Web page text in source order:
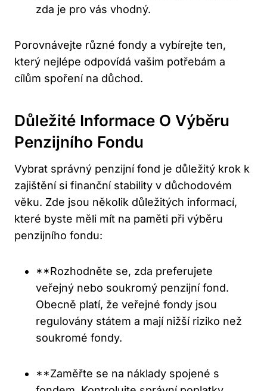
zda je pro ‍vás vhodný.
Porovnávejte‍ různé fondy a vybírejte ten,​
který nejlépe odpovídá ⁤vašim potřebám a
cílům spoření⁣ na důchod.
Důležité Informace O Výběru‍
Penzijního Fondu
Vybrat správný penzijní fond je důležitý krok k
zajištění si finanční ⁣stability v důchodovém
věku. Zde jsou několik⁢ důležitých informací,
které byste ⁤měli⁢ mít na paměti při výběru
penzijního fondu:
**Rozhodněte⁢ se, zda ⁣preferujete
⁤veřejný ⁢nebo soukromý penzijní fond.
Obecně platí, že veřejné fondy jsou
regulovány státem a mají ⁤nižší‍ riziko než
soukromé fondy.
**Zaměřte se na náklady spojené ‌s